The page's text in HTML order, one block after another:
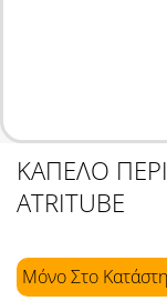
ΚΑΠΕΛΟ
ATRITUBE
Μόνο Στo